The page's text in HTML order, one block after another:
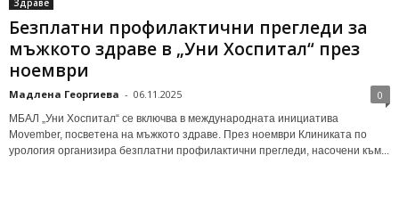
Безплатни профилактични прегледи за
мъжкото здраве в „Уни Хоспитал“ през
ноември
Мадлена Георгиева - 06.11.2025 0
МБАЛ „Уни Хоспитал“ се включва в международната инициатива
Movember, посветена на мъжкото здраве. През ноември Клиниката по
урология организира безплатни профилактични прегледи, насочени към...